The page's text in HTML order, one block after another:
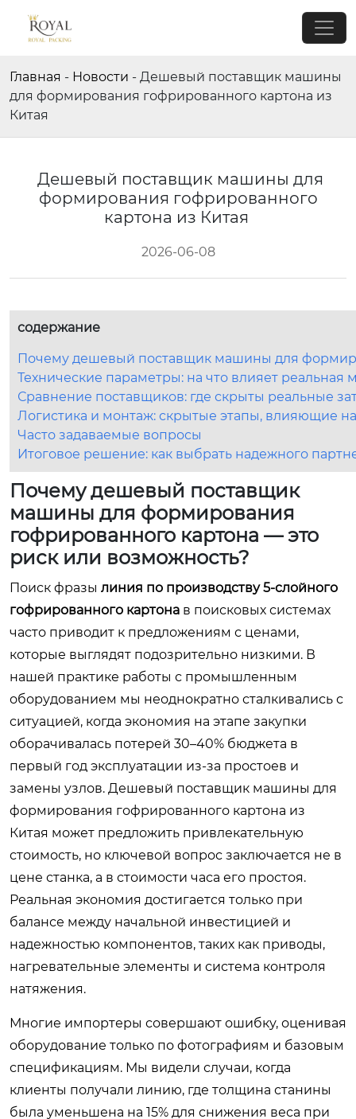
Главная - Новости - Дешевый поставщик машины
для формирования гофрированного картона из
Китая
Дешевый поставщик машины для
формирования гофрированного
картона из Китая
2026-06-08
содержание
Почему дешевый поставщик машины для
Технические параметры: на что влияет реальная
Сравнение поставщиков: где скрыты реальные
Логистика и монтаж: скрытые этапы, влияющие
Часто задаваемые вопросы
Итоговое решение: как выбрать надежного
Почему дешевый поставщик
машины для формирования
гофрированного картона — это
риск или возможность?
Поиск фразы линия по производству 5-слойного
гофрированного картона в поисковых системах
часто приводит к предложениям с ценами,
которые выглядят подозрительно низкими. В
нашей практике работы с промышленным
оборудованием мы неоднократно сталкивались с
ситуацией, когда экономия на этапе закупки
оборачивалась потерей 30–40% бюджета в
первый год эксплуатации из-за простоев и
замены узлов. Дешевый поставщик машины для
формирования гофрированного картона из
Китая может предложить привлекательную
стоимость, но ключевой вопрос заключается не в
цене станка, а в стоимости часа его простоя.
Реальная экономия достигается только при
балансе между начальной инвестицией и
надежностью компонентов, таких как приводы,
нагревательные элементы и система контроля
натяжения.
Многие импортеры совершают ошибку, оценивая
оборудование только по фотографиям и базовым
спецификациям. Мы видели случаи, когда
клиенты получали линию, где толщина станины
была уменьшена на 15% для снижения веса при